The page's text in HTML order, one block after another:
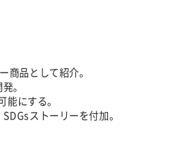
商品として紹介。
。
にする。
ストーリーを付加。